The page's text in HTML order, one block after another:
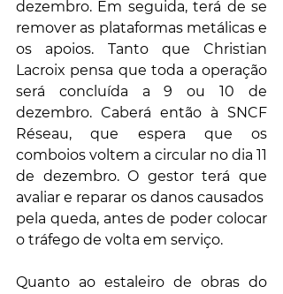
dezembro. Em seguida, terá de se
remover as plataformas metálicas e
os apoios. Tanto que Christian
Lacroix pensa que toda a operação
será concluída a 9 ou 10 de
dezembro. Caberá então à SNCF
Réseau, que espera que os
comboios voltem a circular no dia 11
de dezembro. O gestor terá que
avaliar e reparar os danos causados ​​
pela queda, antes de poder colocar
o tráfego de volta em serviço.
Quanto ao estaleiro de obras do